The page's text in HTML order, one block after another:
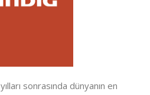
sonrasında dünyanın en